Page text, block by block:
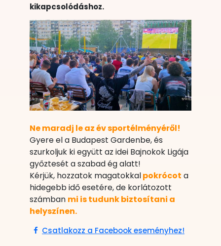
kikapcsolódáshoz.
Ne maradj le az év sportélményéről!
Gyere el a Budapest Gardenbe, és
szurkoljuk ki együtt az idei Bajnokok Ligája
győztesét a szabad ég alatt!
Kérjük, hozzatok magatokkalpokrócot a
hidegebb idő esetére, de korlátozott
számban mi is tudunk biztosítani a
helyszínen.
Csatlakozz a Facebook eseményhez!